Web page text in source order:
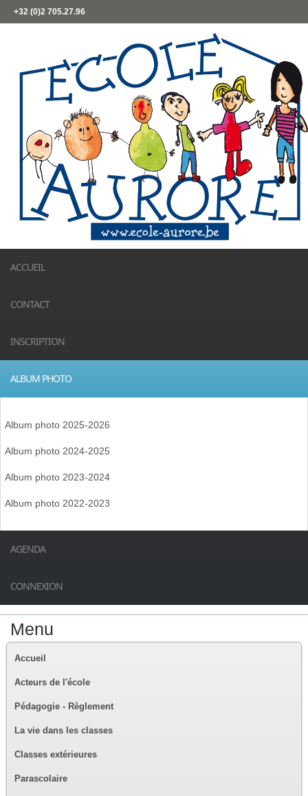
+32 (0)2 705.27.96
ACCUEIL
CONTACT
INSCRIPTION
ALBUM PHOTO
Album photo 2025-2026
Album photo 2024-2025
Album photo 2023-2024
Album photo 2022-2023
AGENDA
CONNEXION
Menu
Accueil
Acteurs de l'école
Pédagogie - Règlement
La vie dans les classes
Classes extérieures
Parascolaire